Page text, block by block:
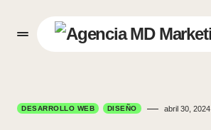
DESARROLLO WEB DISEÑO abril 30, 2024